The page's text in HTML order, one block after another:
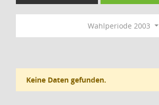
Wahlperiode 2003
Keine Daten gefunden.